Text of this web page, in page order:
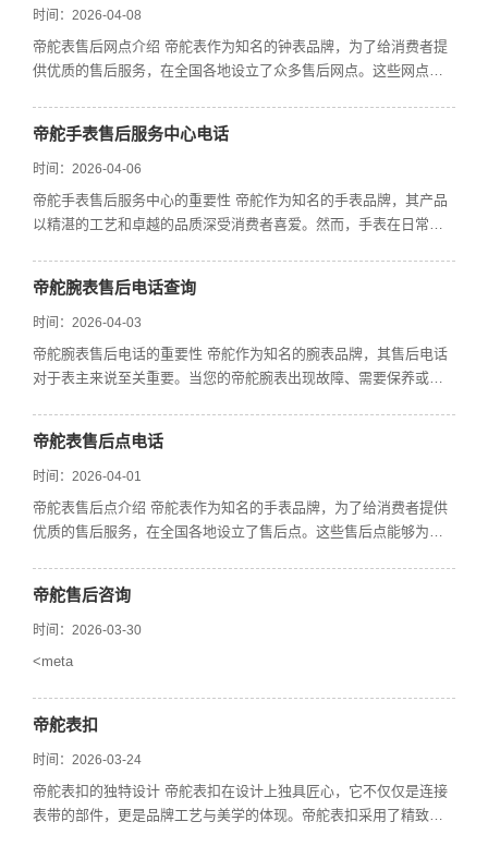
时间：2026-04-08
帝舵表售后网点介绍 帝舵表作为知名的钟表品牌，为了给消费者提
供优质的售后服务，在全国各地设立了众多售后网点。这些网点能
帝舵手表售后服务中心电话
时间：2026-04-06
帝舵手表售后服务中心的重要性 帝舵作为知名的手表品牌，其产品
以精湛的工艺和卓越的品质深受消费者喜爱。然而，手表在日常使
帝舵腕表售后电话查询
时间：2026-04-03
帝舵腕表售后电话的重要性 帝舵作为知名的腕表品牌，其售后电话
对于表主来说至关重要。当您的帝舵腕表出现故障、需要保养或者
帝舵表售后点电话
时间：2026-04-01
帝舵表售后点介绍 帝舵表作为知名的手表品牌，为了给消费者提供
优质的售后服务，在全国各地设立了售后点。这些售后点能够为消
帝舵售后咨询
时间：2026-03-30
<meta
帝舵表扣
时间：2026-03-24
帝舵表扣的独特设计 帝舵表扣在设计上独具匠心，它不仅仅是连接
表带的部件，更是品牌工艺与美学的体现。帝舵表扣采用了精致的